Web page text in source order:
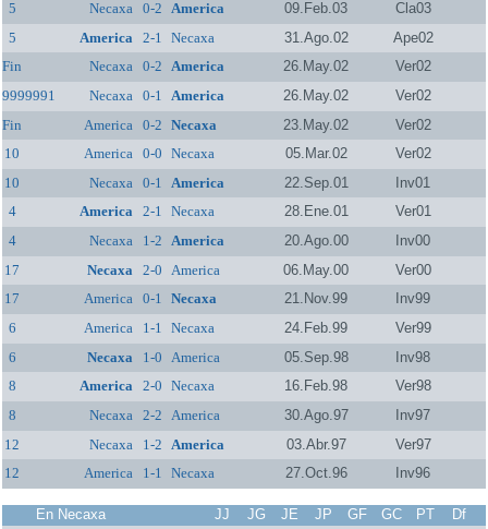
5
Necaxa 0-2 America 09.Feb.03
Cla03
5
America 2-1 Necaxa 31.Ago.02
Ape02
Fin
Necaxa 0-2 America 26.May.02
Ver02
9999991
Necaxa 0-1 America 26.May.02
Ver02
Fin
America 0-2 Necaxa 23.May.02
Ver02
10
America 0-0 Necaxa 05.Mar.02
Ver02
10
Necaxa 0-1 America 22.Sep.01
Inv01
4
America 2-1 Necaxa 28.Ene.01
Ver01
4
Necaxa 1-2 America 20.Ago.00
Inv00
17
Necaxa 2-0 America 06.May.00
Ver00
17
America 0-1 Necaxa 21.Nov.99
Inv99
6
America 1-1 Necaxa 24.Feb.99
Ver99
6
Necaxa 1-0 America 05.Sep.98
Inv98
8
America 2-0 Necaxa 16.Feb.98
Ver98
8
Necaxa 2-2 America 30.Ago.97
Inv97
12
Necaxa 1-2 America 03.Abr.97
Ver97
12
America 1-1 Necaxa 27.Oct.96 Inv96
En Necaxa JJ JG JE JP GF GC PT
Df